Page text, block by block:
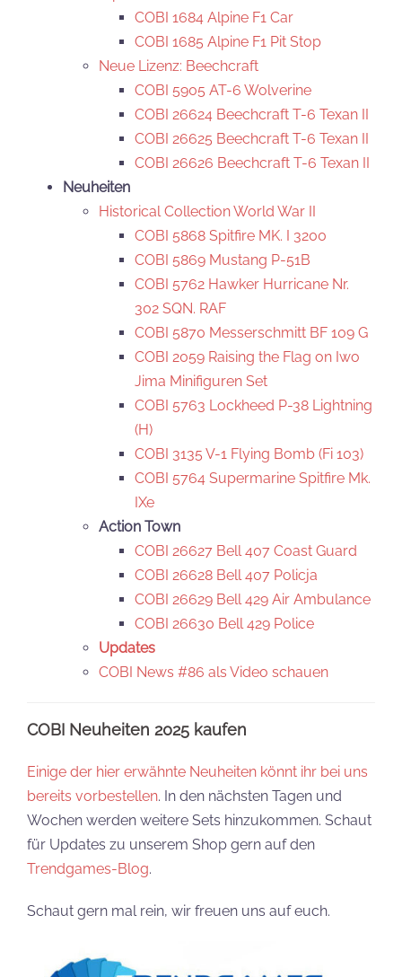
COBI 1684 Alpine F1 Car
COBI 1685 Alpine F1 Pit Stop
Neue Lizenz: Beechcraft
COBI 5905 AT-6 Wolverine
COBI 26624 Beechcraft T-6 Texan II
COBI 26625 Beechcraft T-6 Texan II
COBI 26626 Beechcraft T-6 Texan II
Neuheiten
Historical Collection World War II
COBI 5868 Spitfire MK. I 3200
COBI 5869 Mustang P-51B
COBI 5762 Hawker Hurricane Nr.
302 SQN. RAF
COBI 5870 Messerschmitt BF 109 G
COBI 2059 Raising the Flag on Iwo
Jima Minifiguren Set
COBI 5763 Lockheed P-38 Lightning
(H)
COBI 3135 V-1 Flying Bomb (Fi 103)
COBI 5764 Supermarine Spitfire Mk.
IXe
Action Town
COBI 26627 Bell 407 Coast Guard
COBI 26628 Bell 407 Policja
COBI 26629 Bell 429 Air Ambulance
COBI 26630 Bell 429 Police
Updates
COBI News #86 als Video schauen
COBI Neuheiten 2025 kaufen
Einige der hier erwähnte Neuheiten könnt ihr bei uns
bereits vorbestellen. In den nächsten Tagen und
Wochen werden weitere Sets hinzukommen. Schaut
für Updates zu unserem Shop gern auf den
Trendgames-Blog.
Schaut gern mal rein, wir freuen uns auf euch.